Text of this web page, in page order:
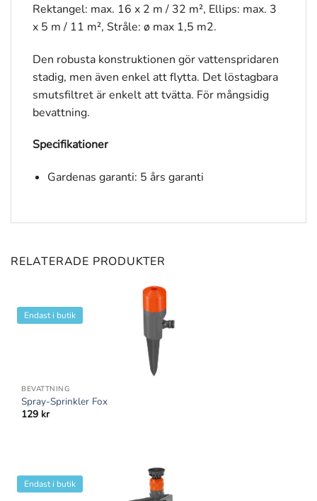
Rektangel: max. 16 x 2 m / 32 m², Ellips: max. 3
x 5 m / 11 m², Stråle: ø max 1,5 m2.
Den robusta konstruktionen gör vattenspridaren
stadig, men även enkel att flytta. Det löstagbara
smutsfiltret är enkelt att tvätta. För mångsidig
bevattning.
Specifikationer
Gardenas garanti: 5 års garanti
RELATERADE PRODUKTER
Endast i butik
BEVATTNING
Spray-Sprinkler Fox
129 kr
Endast i butik